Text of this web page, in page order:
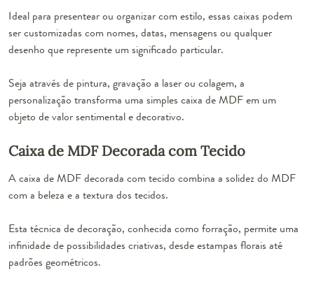
Ideal para presentear ou organizar com estilo, essas caixas podem
ser customizadas com nomes, datas, mensagens ou qualquer
desenho que represente um significado particular.
Seja através de pintura, gravação a laser ou colagem, a
personalização transforma uma simples caixa de MDF em um
objeto de valor sentimental e decorativo.
Caixa de MDF Decorada com Tecido
A caixa de MDF decorada com tecido combina a solidez do MDF
com a beleza e a textura dos tecidos.
Esta técnica de decoração, conhecida como forração, permite uma
infinidade de possibilidades criativas, desde estampas florais até
padrões geométricos.